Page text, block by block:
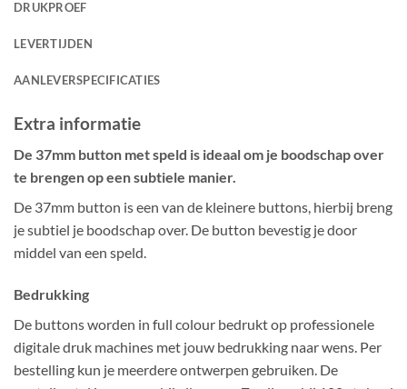
DRUKPROEF
LEVERTIJDEN
AANLEVERSPECIFICATIES
Extra informatie
De 37mm button met speld is ideaal om je boodschap over
te brengen op een subtiele manier.
De 37mm button is een van de kleinere buttons, hierbij breng
je subtiel je boodschap over. De button bevestig je door
middel van een speld.
Bedrukking
De buttons worden in full colour bedrukt op professionele
digitale druk machines met jouw bedrukking naar wens. Per
bestelling kun je meerdere ontwerpen gebruiken. De